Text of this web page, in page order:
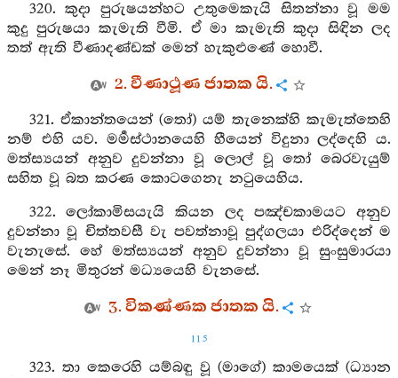
320. කුදා පුරුෂයන්හට උතුමෙකැයි සිතන්නා වූ මම
කුදු පුරුෂයා කැමැති වීමි. ඒ මා කැමැති කුදා සිඳින ලද
තත් ඇති වීණාදණ්ඩක් මෙන් හැකුළුණේ හොවී.
2. වීණාථූණ ජාතක යි.
321. ඒකාන්තයෙන් (තෝ) යම් තැනෙක්හි කැමැත්තෙහි
නම් එහි යව. මර්‍මස්ථානයෙහි හීයෙන් විදුනා ලද්දෙහි ය.
මත්ස්‍යයන් අනුව දුවන්නා වූ ලොල් වූ තෝ බෙරවැයුම්
සහිත වූ බත කරණ කොටගෙනැ නටුයෙහිය.
322. ලෝකාමිසයැයි කියන ලද පඤ්චකාමයට අනුව
දුවන්නා වූ චිත්තවසී වැ පවත්නාවූ පුද්ගලයා එරිද්දෙන් ම
වැනැසේ. හේ මත්ස්‍යයන් අනුව දුවන්නා වූ සුංසුමාරයා
මෙන් නෑ මිතුරන් මධ්‍යයෙහි වැනසේ.
3. විකණ්ණක ජාතක යි.
115
323. තා කෙරෙහි යම්බඳු වූ (මාගේ) කාමයෙක් (ධ්‍යාන